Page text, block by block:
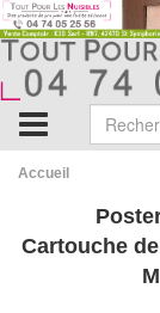
Accueil
Cartouche